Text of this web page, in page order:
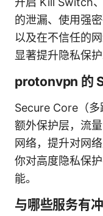
的泄漏、使用强
以及在不信任的
显著提升隐私保护
protonvpn 的
Secure Core（
额外保护层，流
网络，提升对网
你对高度隐私保
能。
与哪些服务有